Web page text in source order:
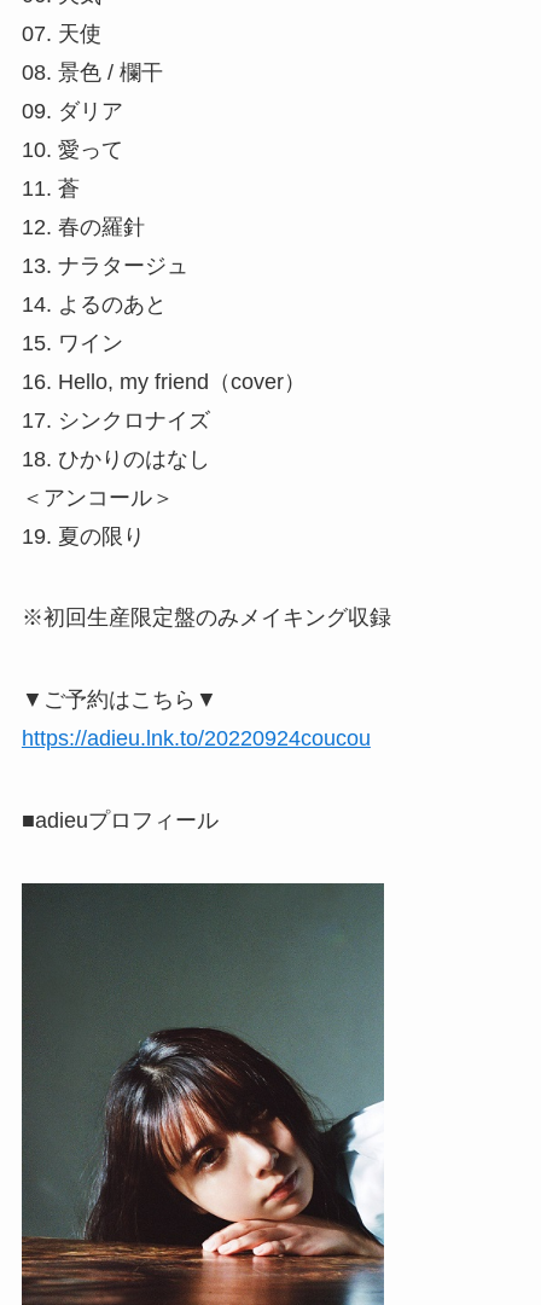
07. 天使
08. 景色 / 欄干
09. ダリア
10. 愛って
11. 蒼
12. 春の羅針
13. ナラタージュ
14. よるのあと
15. ワイン
16. Hello, my friend（cover）
17. シンクロナイズ
18. ひかりのはなし
＜アンコール＞
19. 夏の限り
※初回生産限定盤のみメイキング収録
▼ご予約はこちら▼
https://adieu.lnk.to/20220924coucou
■adieuプロフィール